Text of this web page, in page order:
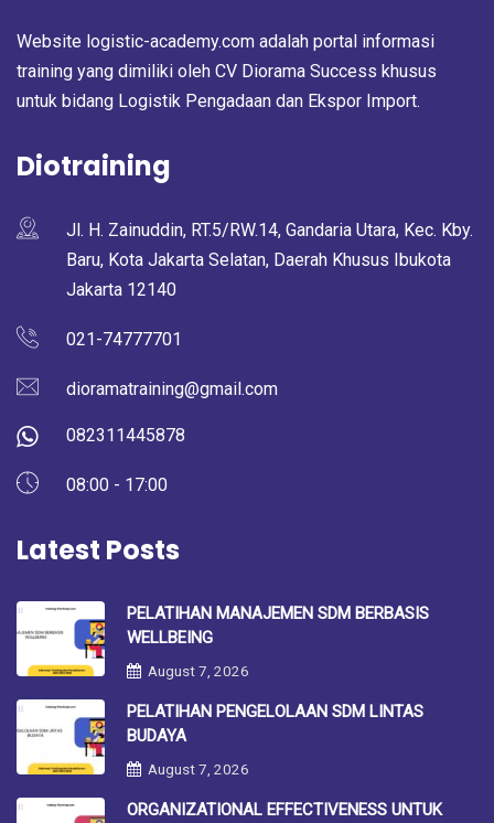
Website logistic-academy.com adalah portal informasi
training yang dimiliki oleh CV Diorama Success khusus
untuk bidang Logistik Pengadaan dan Ekspor Import.
Diotraining
Jl. H. Zainuddin, RT.5/RW.14, Gandaria Utara, Kec. Kby.
Baru, Kota Jakarta Selatan, Daerah Khusus Ibukota
Jakarta 12140
021-74777701
dioramatraining@gmail.com
082311445878
08:00 - 17:00
Latest Posts
PELATIHAN MANAJEMEN SDM BERBASIS
WELLBEING
August 7, 2026
PELATIHAN PENGELOLAAN SDM LINTAS
BUDAYA
August 7, 2026
ORGANIZATIONAL EFFECTIVENESS UNTUK